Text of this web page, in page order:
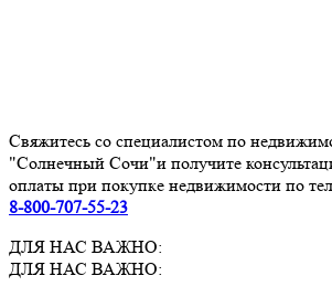
Свяжитесь со специалистом по
"Солнечный Сочи"и получите
оплаты при покупке недвижимости по
8-800-707-55-23
ДЛЯ НАС ВАЖНО:
ДЛЯ НАС ВАЖНО: